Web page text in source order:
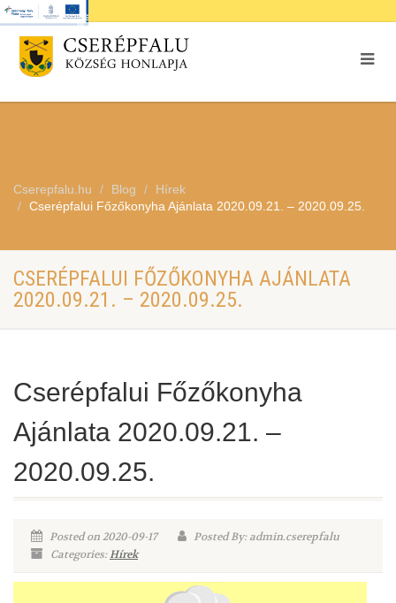
Cserepfalu.hu Blog
Hírek
Cserépfalui Főzőkonyha Ajánlata 2020.09.21. – 2020.09.25.
CSERÉPFALUI FŐZŐKONYHA AJÁNLATA
2020.09.21. – 2020.09.25.
Cserépfalui Főzőkonyha
Ajánlata 2020.09.21. –
2020.09.25.
Posted on 2020-09-17
Posted By: admin.cserepfalu
Categories:Hírek